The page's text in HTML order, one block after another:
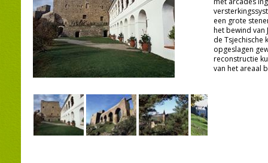
een grote
het bewind van
de Tsjechische
opgeslagen
reconstructie
van het areaal